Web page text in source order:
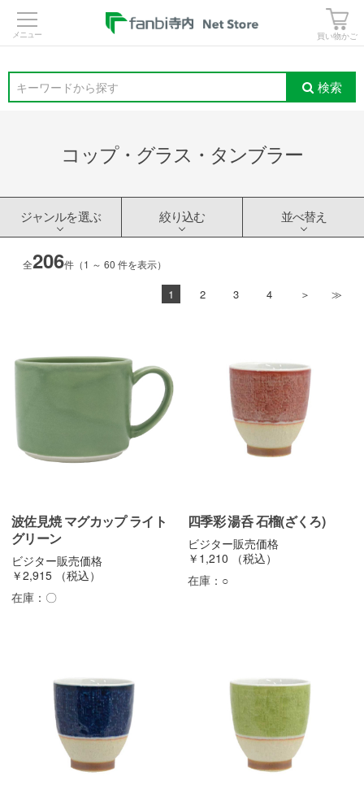
買い物かご
キーワードから探す 検索
コップ・グラス・タンブラー
ジャンルを選ぶ 絞り込む 並べ替え
全206件（1 ～ 60 件を表示）
1 2 3 4
波佐見焼 マグカップ ライト
グリーン
ビジター販売価格
￥2,915
（税込）
在庫： 〇
四季彩 湯呑 石榴(ざくろ)
ビジター販売価格
￥1,210
（税込）
在庫： ○